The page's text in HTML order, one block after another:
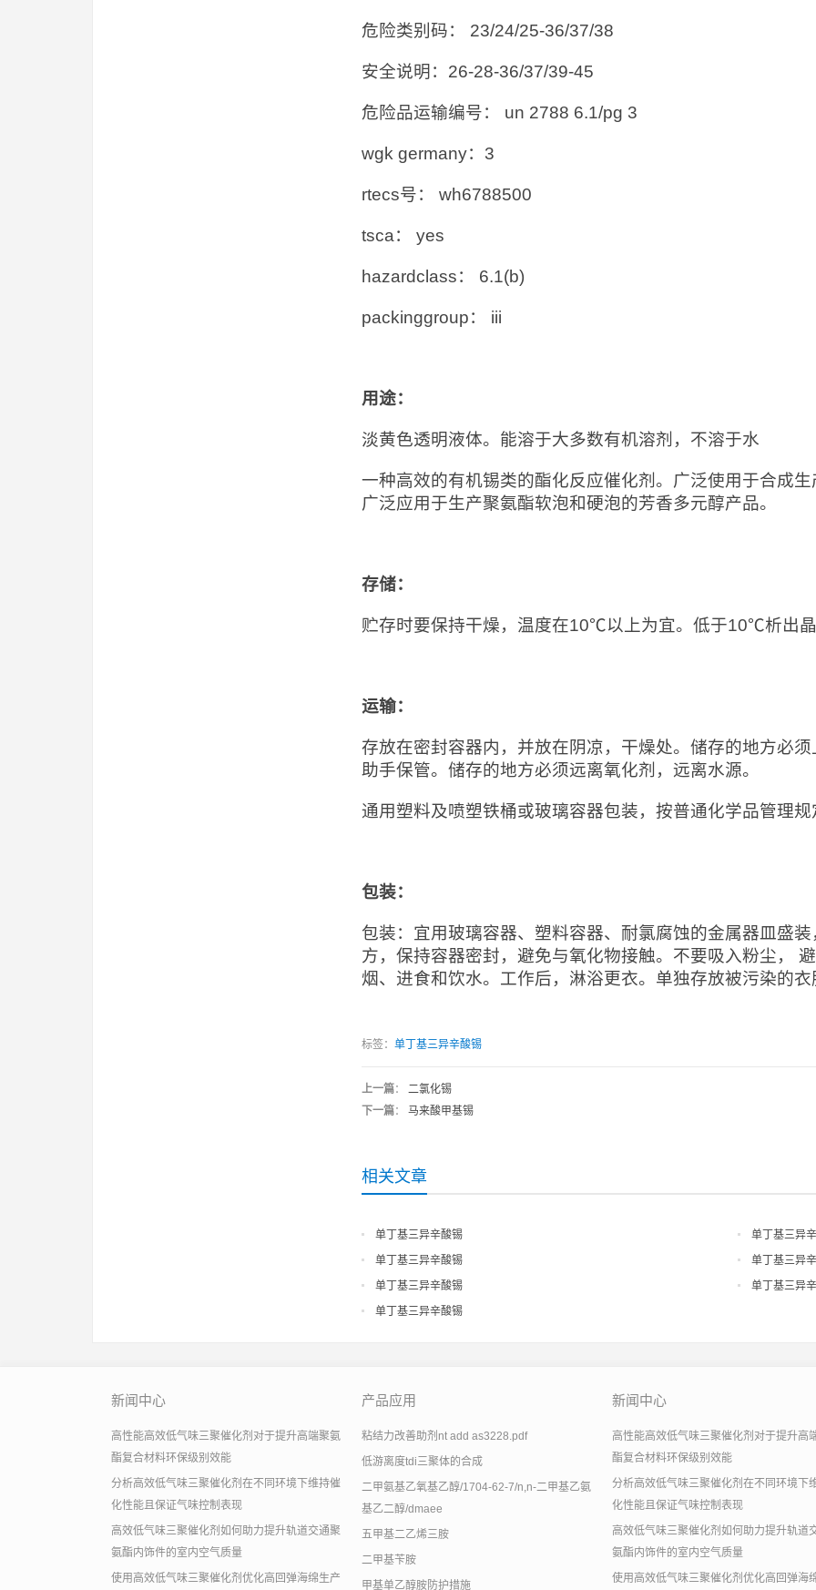
危险类别码： 23/24/25-36/37/38
安全说明：26-28-36/37/39-45
危险品运输编号： un 2788 6.1/pg 3
wgk germany：3
rtecs号： wh6788500
tsca： yes
hazardclass： 6.1(b)
packinggroup： iii
用途：
淡黄色透明液体。能溶于大多数有机溶剂，不溶于水
一种高效的有机锡类的酯化反应催化剂。广泛使用于合成生
广泛应用于生产聚氨酯软泡和硬泡的芳香多元醇产品。
存储：
贮存时要保持干燥，温度在10℃以上为宜。低于10℃析出晶
运输：
存放在密封容器内，并放在阴凉，干燥处。储存的地方必
助手保管。储存的地方必须远离氧化剂，远离水源。
通用塑料及喷塑铁桶或玻璃容器包装，按普通化学品管理规
包装：
包装：宜用玻璃容器、塑料容器、耐氯腐蚀的金属器皿盛
方，保持容器密封，避免与氧化物接触。不要吸入粉尘，
烟、进食和饮水。工作后，淋浴更衣。单独存放被污染的
标签： 单丁基三异辛酸锡
上一篇： 二氯化锡
下一篇： 马来酸甲基锡
相关文章
单丁基三异辛酸锡
单丁基三异
单丁基三异辛酸锡
单丁基三异
单丁基三异辛酸锡
单丁基三异
单丁基三异辛酸锡
新闻中心
高性能高效低气味三聚催化剂对于提升高端聚氨
酯复合材料环保级别效能
分析高效低气味三聚催化剂在不同环境下维持催
化性能且保证气味控制表现
高效低气味三聚催化剂如何助力提升轨道交通聚
氨酯内饰件的室内空气质量
使用高效低气味三聚催化剂优化高回弹海绵生产
产品应用
粘结力改善助剂nt add as3228.pdf
低游离度tdi三聚体的合成
二甲氨基乙氧基乙醇/1704-62-7/n,n-二甲基乙氨
基乙二醇/dmaee
五甲基二乙烯三胺
二甲基苄胺
甲基单乙醇胺防护措施
新闻中心
高性能高效低气味三聚催化剂对于提升高
酯复合材料环保级别效能
分析高效低气味三聚催化剂在不同环境下
化性能且保证气味控制表现
高效低气味三聚催化剂如何助力提升轨道
氨酯内饰件的室内空气质量
使用高效低气味三聚催化剂优化高回弹海